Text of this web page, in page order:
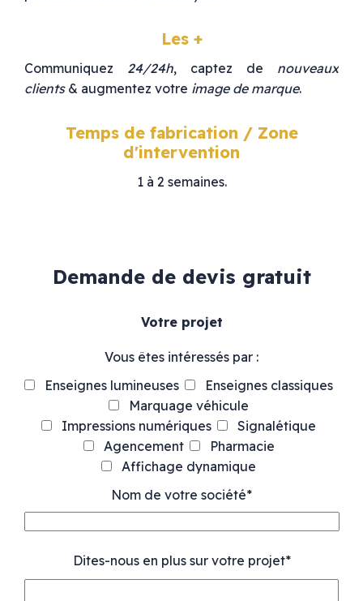
Les +
Communiquez 24/24h, captez de nouveaux
clients& augmentez votre image de marque.
Temps de fabrication / Zone
d'intervention
1 à 2 semaines.
Demande de devis gratuit
Votre projet
Vous êtes intéressés par :
Enseignes lumineuses
Enseignes classiques
Marquage véhicule
Impressions numériques
Signalétique
Agencement
Pharmacie
Affichage dynamique
Nom de votre société*
Dites-nous en plus sur votre projet*